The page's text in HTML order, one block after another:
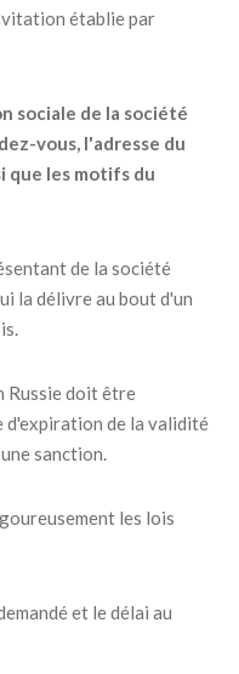
établie par
sociale de la société
vous, l'adresse du
que les motifs du
de la société
la délivre au bout d'un
Russie doit être
de la validité
sanction.
les lois
et le délai au